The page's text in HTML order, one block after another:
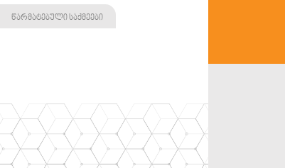
წარმატებული საქმეები